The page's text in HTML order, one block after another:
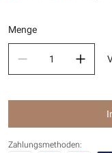
Menge
Zahlungsmethoden: